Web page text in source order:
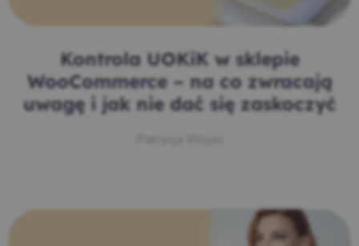
Kontrola UOKiK w sklepie
WooCommerce – na co zwracają
uwagę i jak nie dać się zaskoczyć